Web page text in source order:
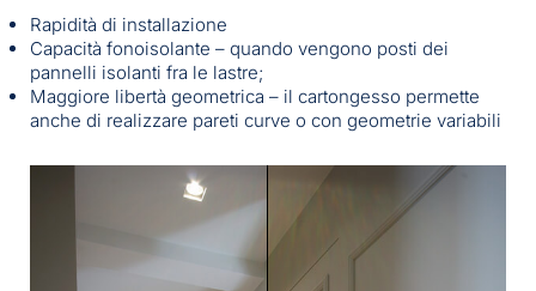
Rapidità di installazione
Capacità fonoisolante – quando vengono posti dei
pannelli isolanti fra le lastre;
Maggiore libertà geometrica – il cartongesso permette
anche di realizzare pareti curve o con geometrie variabili